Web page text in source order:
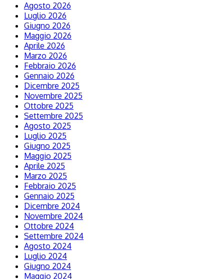
Agosto 2026
Luglio 2026
Giugno 2026
Maggio 2026
Aprile 2026
Marzo 2026
Febbraio 2026
Gennaio 2026
Dicembre 2025
Novembre 2025
Ottobre 2025
Settembre 2025
Agosto 2025
Luglio 2025
Giugno 2025
Maggio 2025
Aprile 2025
Marzo 2025
Febbraio 2025
Gennaio 2025
Dicembre 2024
Novembre 2024
Ottobre 2024
Settembre 2024
Agosto 2024
Luglio 2024
Giugno 2024
Maggio 2024